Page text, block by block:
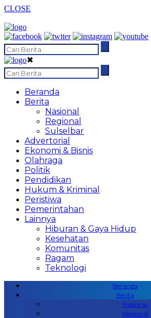
CLOSE
✖
Beranda
Berita
Nasional
Regional
Sulselbar
Advertorial
Ekonomi & Bisnis
Olahraga
Politik
Pendidikan
Hukum & Kriminal
Peristiwa
Pemerintahan
Lainnya
Hiburan & Gaya Hidup
Kesehatan
Komunitas
Ragam
Teknologi
Beranda
Berita
Nasional
Regional